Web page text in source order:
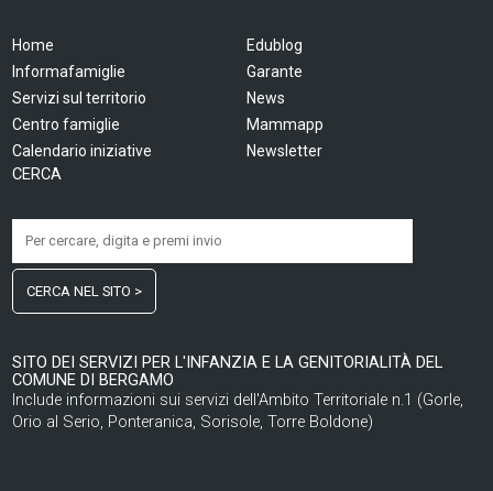
Home
Informafamiglie
Servizi sul territorio
Centro famiglie
Calendario iniziative
Edublog
Garante
News
Mammapp
Newsletter
CERCA
CERCA NEL SITO >
SITO DEI SERVIZI PER L'INFANZIA E LA GENITORIALITÀ DEL
COMUNE DI BERGAMO
Include informazioni sui servizi dell'Ambito Territoriale n.1 (Gorle,
Orio al Serio, Ponteranica, Sorisole, Torre Boldone)